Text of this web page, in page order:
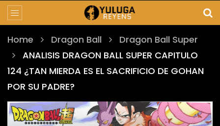
Home Dragon Ball
Dragon Ball Super
ANALISIS DRAGON BALL SUPER CAPITULO
124 ¿TAN MIERDA ES EL SACRIFICIO DE GOHAN
POR SU PADRE?